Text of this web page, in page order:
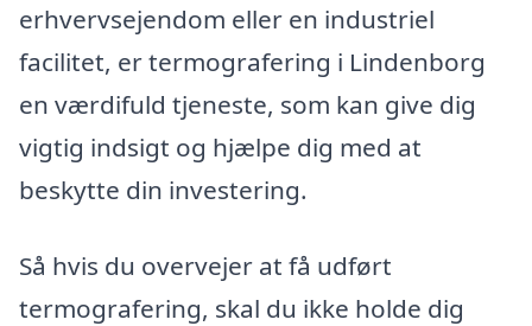
erhvervsejendom eller en industriel
facilitet, er termografering i Lindenborg
en værdifuld tjeneste, som kan give dig
vigtig indsigt og hjælpe dig med at
beskytte din investering.
Så hvis du overvejer at få udført
termografering, skal du ikke holde dig